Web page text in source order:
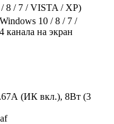
8 / 7 / VISTA / XP)
10 / 8 / 7 /
канала на экран
(ИК вкл.), 8Вт (3